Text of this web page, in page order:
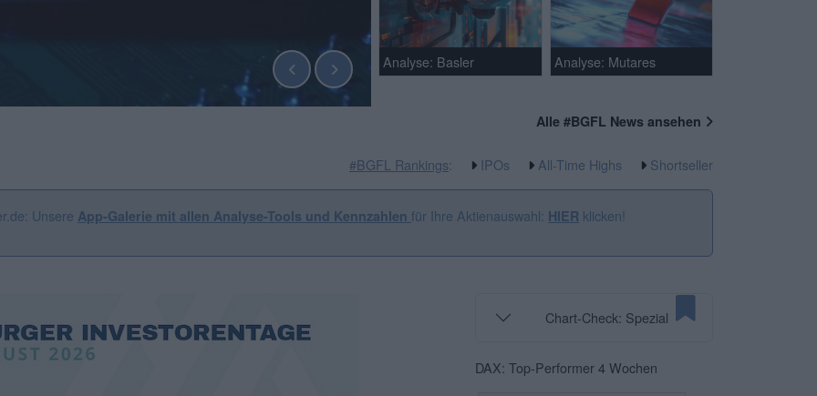
Analyse: Basler Analyse: Mutares
Alle #BGFL News ansehen
#BGFL Rankings: IPOs All-Time Highs Shortseller
Unsere App-Galerie mit allen Analyse-Tools und Kennzahlen für Ihre Aktienauswahl: HIER klicken!
Chart-Check: Spezial
DAX: Top-Performer 4 Wochen